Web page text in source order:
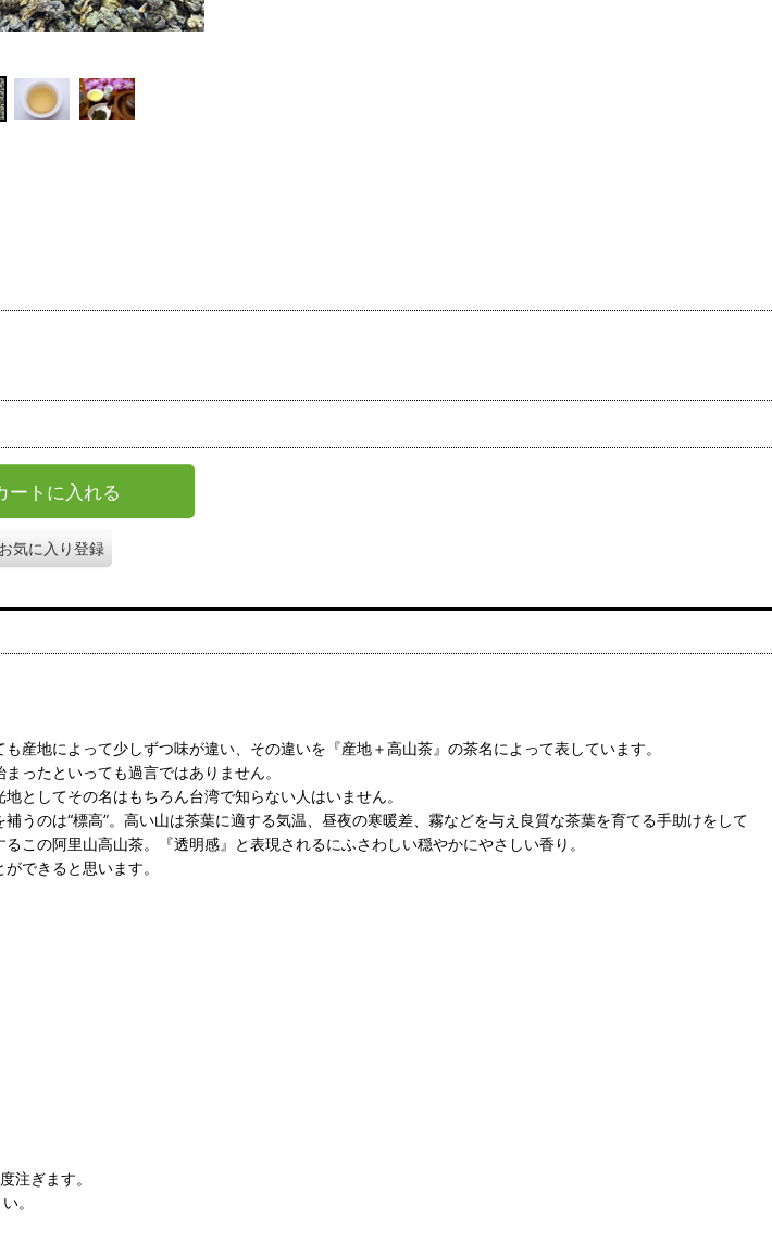
ートに入れる
お気に入り登録
地によって少しずつ味が違い、その違いを『産地＋高山茶』の茶名によって表しています。
ったといっても過言ではありません。
としてその名はもちろん台湾で知らない人はいません。
のは“標高”。高い山は茶葉に適する気温、昼夜の寒暖差、霧などを与え良質な茶葉を育てる手助けをして
この阿里山高山茶。『透明感』と表現されるにふさわしい穏やかにやさしい香り。
できると思います。
注ぎます。
。